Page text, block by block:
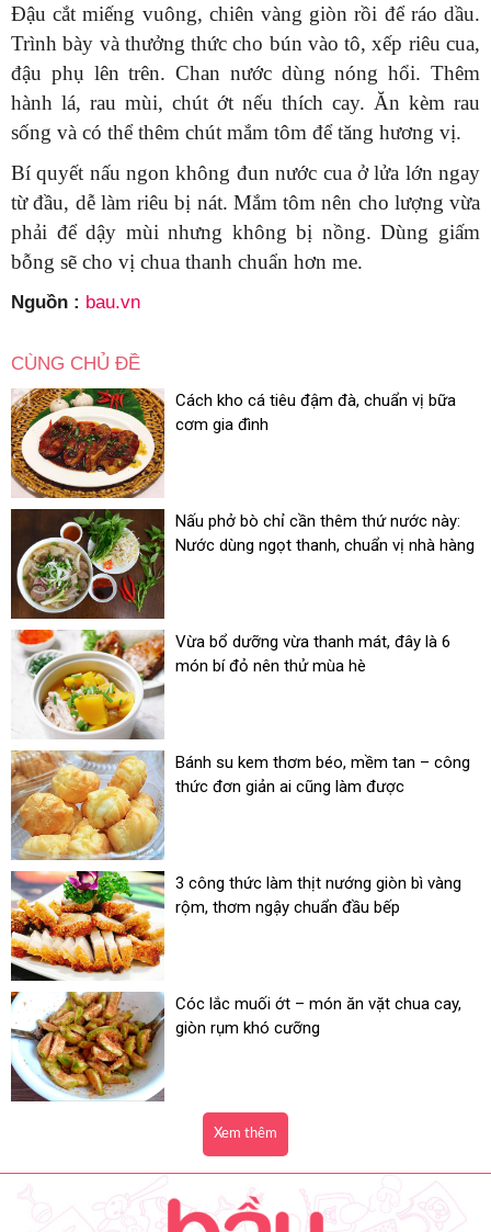
Đậu cắt miếng vuông, chiên vàng giòn rồi để ráo dầu.
Trình bày và thưởng thức cho bún vào tô, xếp riêu cua,
đậu phụ lên trên. Chan nước dùng nóng hổi. Thêm
hành lá, rau mùi, chút ớt nếu thích cay. Ăn kèm rau
sống và có thể thêm chút mắm tôm để tăng hương vị.
Bí quyết nấu ngon không đun nước cua ở lửa lớn ngay
từ đầu, dễ làm riêu bị nát. Mắm tôm nên cho lượng vừa
phải để dậy mùi nhưng không bị nồng. Dùng giấm
bỗng sẽ cho vị chua thanh chuẩn hơn me.
Nguồn : bau.vn
CÙNG CHỦ ĐỀ
Cách kho cá tiêu đậm đà, chuẩn vị bữa
cơm gia đình
Nấu phở bò chỉ cần thêm thứ nước này:
Nước dùng ngọt thanh, chuẩn vị nhà hàng
Vừa bổ dưỡng vừa thanh mát, đây là 6
món bí đỏ nên thử mùa hè
Bánh su kem thơm béo, mềm tan – công
thức đơn giản ai cũng làm được
3 công thức làm thịt nướng giòn bì vàng
rộm, thơm ngậy chuẩn đầu bếp
Cóc lắc muối ớt – món ăn vặt chua cay,
giòn rụm khó cưỡng
Xem thêm